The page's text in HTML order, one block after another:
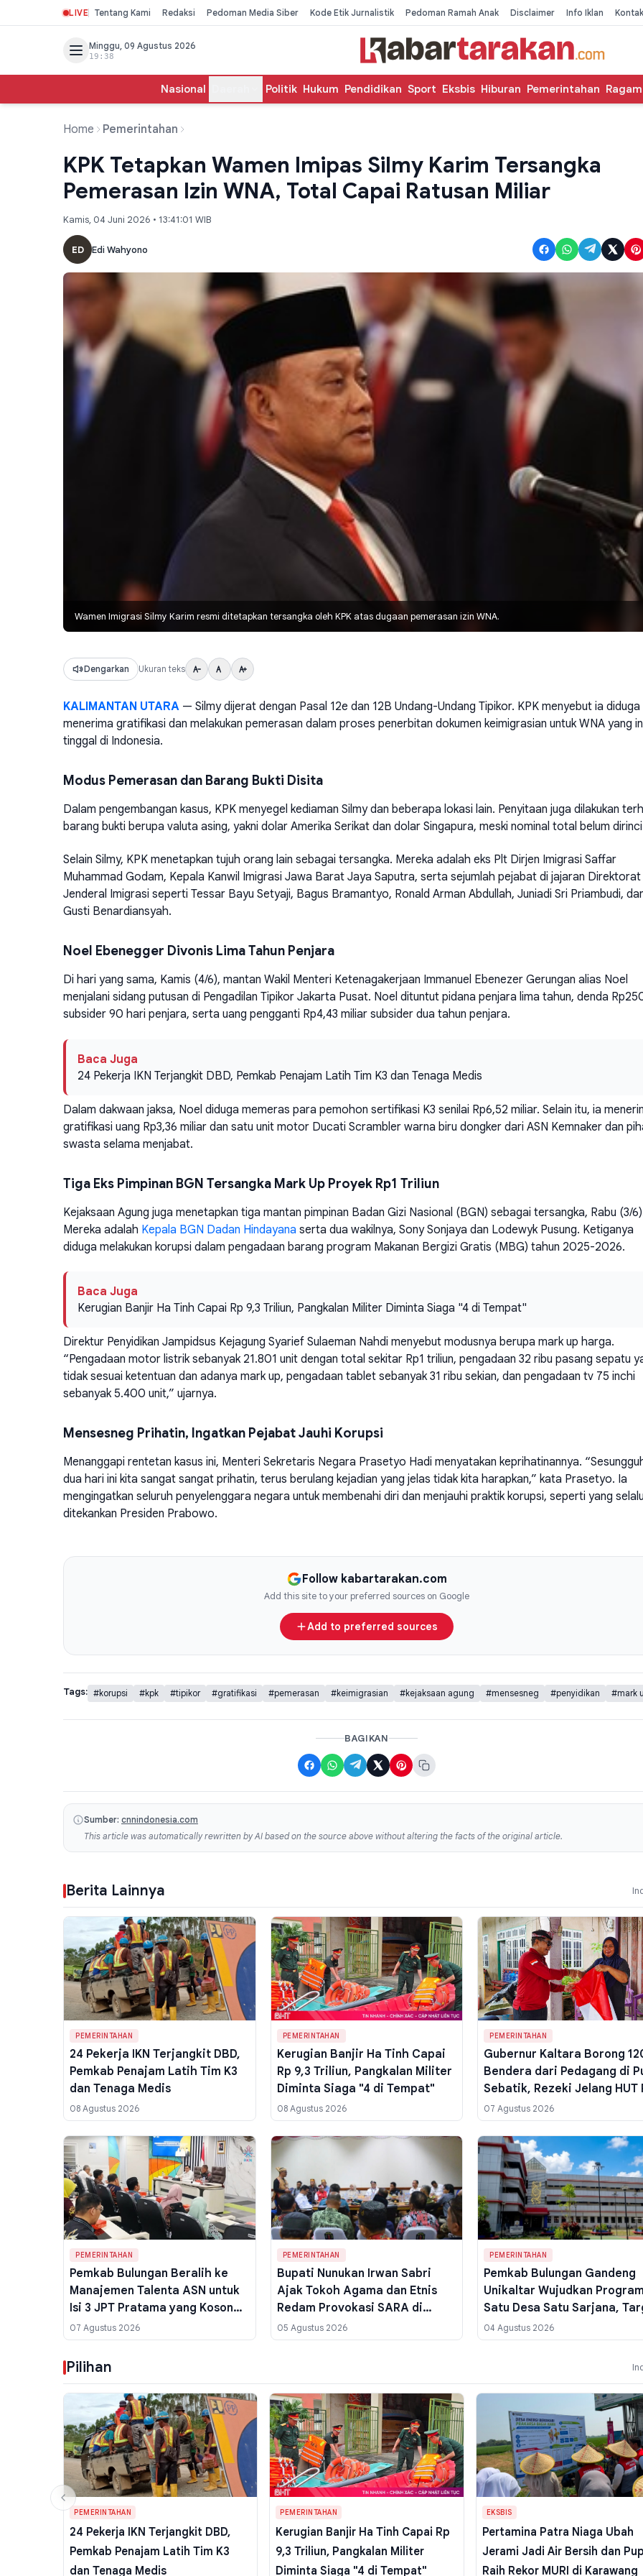
LIVE Tentang Kami Redaksi Pedoman Media Siber Kode Etik Jurnalistik Pedoman Ramah Anak Disclaimer Info Iklan
Minggu, 09 Agustus 2026
19:38
Nasional Politik Hukum Pendidikan Sport Eksbis Hiburan Pemerintahan Ragam
Home Pemerintahan
KPK Tetapkan Wamen Imipas Silmy Karim Tersangka
Pemerasan Izin WNA, Total Capai Ratusan Miliar
Kamis, 04 Juni 2026 • 13:41:01 WIB
ED Edi Wahyono
Wamen Imigrasi Silmy Karim resmi ditetapkan tersangka oleh KPK atas dugaan pemerasan izin WNA.
Dengarkan Ukuran teks
KALIMANTAN UTARA — Silmy dijerat dengan Pasal 12e dan 12B Undang-Undang Tipikor. KPK menyebut ia diduga
menerima gratifikasi dan melakukan pemerasan dalam proses penerbitan dokumen keimigrasian untuk WNA yang
tinggal di Indonesia.
Modus Pemerasan dan Barang Bukti Disita
Dalam pengembangan kasus, KPK menyegel kediaman Silmy dan beberapa lokasi lain. Penyitaan juga dilakukan
barang bukti berupa valuta asing, yakni dolar Amerika Serikat dan dolar Singapura, meski nominal total belum
Selain Silmy, KPK menetapkan tujuh orang lain sebagai tersangka. Mereka adalah eks Plt Dirjen Imigrasi Saffar
Muhammad Godam, Kepala Kanwil Imigrasi Jawa Barat Jaya Saputra, serta sejumlah pejabat di jajaran Direktorat
Jenderal Imigrasi seperti Tessar Bayu Setyaji, Bagus Bramantyo, Ronald Arman Abdullah, Juniadi Sri Priambudi,
Gusti Benardiansyah.
Noel Ebenegger Divonis Lima Tahun Penjara
Di hari yang sama, Kamis (4/6), mantan Wakil Menteri Ketenagakerjaan Immanuel Ebenezer Gerungan alias Noel
menjalani sidang putusan di Pengadilan Tipikor Jakarta Pusat. Noel dituntut pidana penjara lima tahun, denda
subsider 90 hari penjara, serta uang pengganti Rp4,43 miliar subsider dua tahun penjara.
Baca Juga
24 Pekerja IKN Terjangkit DBD, Pemkab Penajam Latih Tim K3 dan Tenaga Medis
Dalam dakwaan jaksa, Noel diduga memeras para pemohon sertifikasi K3 senilai Rp6,52 miliar. Selain itu, ia
gratifikasi uang Rp3,36 miliar dan satu unit motor Ducati Scrambler warna biru dongker dari ASN Kemnaker dan
swasta selama menjabat.
Tiga Eks Pimpinan BGN Tersangka Mark Up Proyek Rp1 Triliun
Kejaksaan Agung juga menetapkan tiga mantan pimpinan Badan Gizi Nasional (BGN) sebagai tersangka, Rabu (3/
Mereka adalah Kepala BGN Dadan Hindayana serta dua wakilnya, Sony Sonjaya dan Lodewyk Pusung. Ketiganya
diduga melakukan korupsi dalam pengadaan barang program Makanan Bergizi Gratis (MBG) tahun 2025-2026.
Baca Juga
Kerugian Banjir Ha Tinh Capai Rp 9,3 Triliun, Pangkalan Militer Diminta Siaga "4 di Tempat"
Direktur Penyidikan Jampidsus Kejagung Syarief Sulaeman Nahdi menyebut modusnya berupa mark up harga.
“Pengadaan motor listrik sebanyak 21.801 unit dengan total sekitar Rp1 triliun, pengadaan 32 ribu pasang sepatu
tidak sesuai ketentuan dan adanya mark up, pengadaan tablet sebanyak 31 ribu sekian, dan pengadaan tv 75 inchi
sebanyak 5.400 unit,” ujarnya.
Mensesneg Prihatin, Ingatkan Pejabat Jauhi Korupsi
Menanggapi rentetan kasus ini, Menteri Sekretaris Negara Prasetyo Hadi menyatakan keprihatinannya.
dua hari ini kita sangat sangat prihatin, terus berulang kejadian yang jelas tidak kita harapkan,” kata Prasetyo. Ia
mengingatkan seluruh penyelenggara negara untuk membenahi diri dan menjauhi praktik korupsi, seperti yang selalu
ditekankan Presiden Prabowo.
Follow kabartarakan.com
Add this site to your preferred sources on Google
Add to preferred sources
Tags: #korupsi #kpk #tipikor #gratifikasi #pemerasan #keimigrasian #kejaksaan agung #mensesneg #penyidikan #mark
BAGIKAN
Sumber: cnnindonesia.com
This article was automatically rewritten by AI based on the source above without altering the facts of the original article.
Berita Lainnya
PEMERINTAHAN
24 Pekerja IKN Terjangkit DBD,
Pemkab Penajam Latih Tim K3
dan Tenaga Medis
08 Agustus 2026
PEMERINTAHAN
Kerugian Banjir Ha Tinh Capai
Rp 9,3 Triliun, Pangkalan Militer
Diminta Siaga "4 di Tempat"
08 Agustus 2026
PEMERINTAHAN
Gubernur Kaltara Borong
Bendera dari Pedagang di
Sebatik, Rezeki Jelang HUT
ke-81
07 Agustus 2026
PEMERINTAHAN
Pemkab Bulungan Beralih ke
Manajemen Talenta ASN untuk
Isi 3 JPT Pratama yang Kosong,
Ini Kata Bupati
07 Agustus 2026
PEMERINTAHAN
Bupati Nunukan Irwan Sabri
Ajak Tokoh Agama dan Etnis
Redam Provokasi SARA di
Media Sosial
05 Agustus 2026
PEMERINTAHAN
Pemkab Bulungan Gandeng
Unikaltar Wujudkan Program
Satu Desa Satu Sarjana,
81 Anak Muda Kuliah
04 Agustus 2026
Pilihan
PEMERINTAHAN
24 Pekerja IKN Terjangkit DBD,
Pemkab Penajam Latih Tim K3
dan Tenaga Medis
PEMERINTAHAN
Kerugian Banjir Ha Tinh Capai Rp
9,3 Triliun, Pangkalan Militer
Diminta Siaga "4 di Tempat"
EKSBIS
Pertamina Patra Niaga Ubah
Jerami Jadi Air Bersih dan
Raih Rekor MURI di Karawang